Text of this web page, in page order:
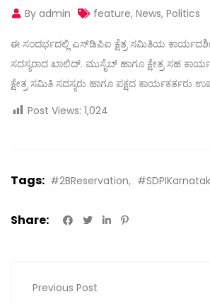
By admin feature, News, Politics
ಈ ಸಂದರ್ಭದಲ್ಲಿ ಎಸ್‌ಡಿಪಿಐ ಕ್ಷೆತ್ರ ಸಮಿತಿಯ
ಸದಸ್ಯರಾದ ಖಾಲಿದ್. ಮುಸೈಬ್ ಹಾಗೂ ಕ್ಷೇತ್ರ ಸಹ
ಕ್ಷೇತ್ರ ಸಮಿತಿ ಸದಸ್ಯರು ಹಾಗೂ ಪಕ್ಷದ ಕಾರ್ಯಕರ್ತರು
Post Views: 1,024
Tags: #2BReservation
Share:
Previous Post